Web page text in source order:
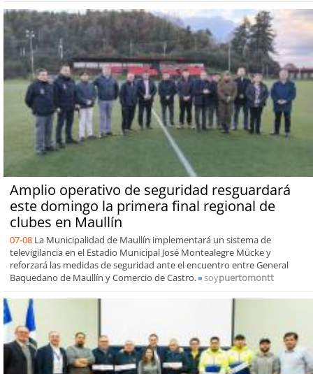
Amplio operativo de seguridad resguardará
este domingo la primera final regional de
clubes en Maullín
07-08 La Municipalidad de Maullín implementará un sistema de
televigilancia en el Estadio Municipal José Montealegre Mücke y
reforzará las medidas de seguridad ante el encuentro entre General
Baquedano de Maullín y Comercio de Castro.
soypuertomontt